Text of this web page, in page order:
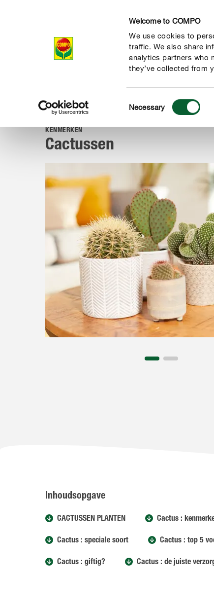
Welcome to COMPO
We use cookies to
traffic. We also share
analytics partners who
they’ve collected from
Selection
Necessary
Producten
COMPOAdvies Planten van A tot Z Kamerplanten
KENMERKEN
Cactussen
Inhoudsopgave
CACTUSSEN PLANTEN Cactus :
Cactus : speciale soort Cactus : top 5
Cactus : giftig? Cactus : de juiste